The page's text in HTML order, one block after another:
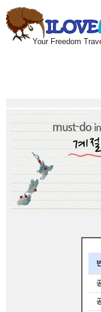
Your Freedom